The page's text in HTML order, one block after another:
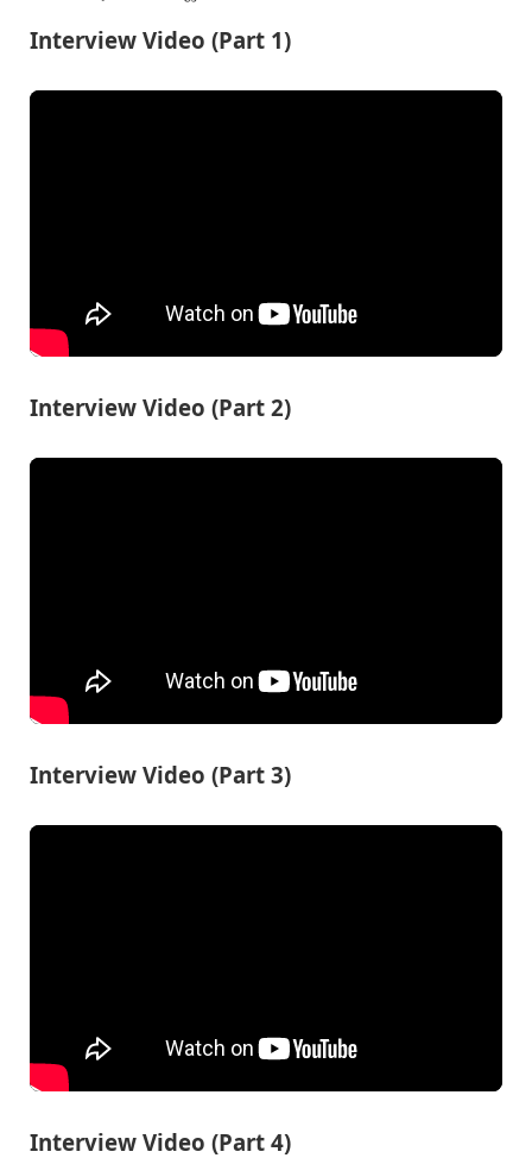
Interview Video (Part 1)
Interview Video (Part 2)
Interview Video (Part 3)
Interview Video (Part 4)